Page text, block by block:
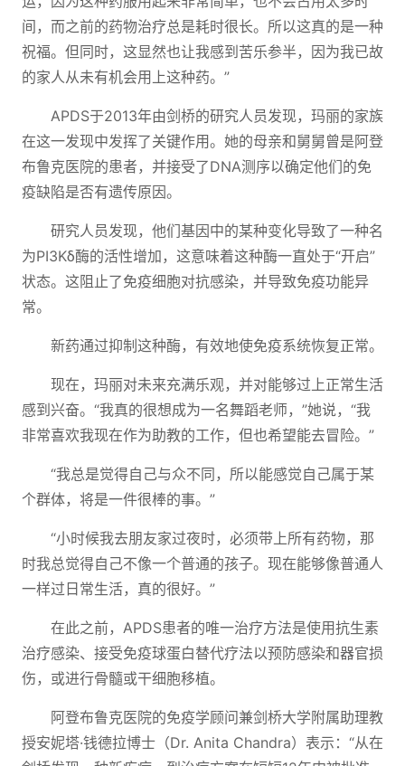
间，而之前的药物治疗总是耗时很长。所以这真的是一种
祝福。但同时，这显然也让我感到苦乐参半，因为我已故
的家人从未有机会用上这种药。”
APDS于2013年由剑桥的研究人员发现，玛丽的家族
在这一发现中发挥了关键作用。她的母亲和舅舅曾是阿登
布鲁克医院的患者，并接受了DNA测序以确定他们的免
疫缺陷是否有遗传原因。
研究人员发现，他们基因中的某种变化导致了一种名
为PI3Kδ酶的活性增加，这意味着这种酶一直处于“开启”
状态。这阻止了免疫细胞对抗感染，并导致免疫功能异
常。
新药通过抑制这种酶，有效地使免疫系统恢复正常。
现在，玛丽对未来充满乐观，并对能够过上正常生活
感到兴奋。“我真的很想成为一名舞蹈老师，”她说，“我
非常喜欢我现在作为助教的工作，但也希望能去冒险。”
“我总是觉得自己与众不同，所以能感觉自己属于某
个群体，将是一件很棒的事。”
“小时候我去朋友家过夜时，必须带上所有药物，那
时我总觉得自己不像一个普通的孩子。现在能够像普通人
一样过日常生活，真的很好。”
在此之前，APDS患者的唯一治疗方法是使用抗生素
治疗感染、接受免疫球蛋白替代疗法以预防感染和器官损
伤，或进行骨髓或干细胞移植。
阿登布鲁克医院的免疫学顾问兼剑桥大学附属助理教
授安妮塔·钱德拉博士（Dr. Anita Chandra）表示：“从在